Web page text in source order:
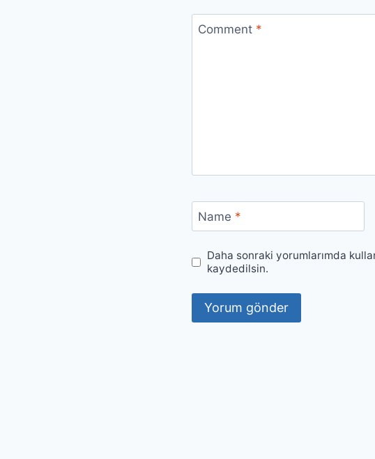
Comment *
Name *
Daha sonraki yorumlarımda
kaydedilsin.